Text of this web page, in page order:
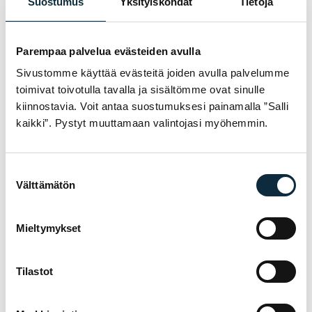
Parempaa palvelua evästeiden avulla
Sivustomme käyttää evästeitä joiden avulla palvelumme
toimivat toivotulla tavalla ja sisältömme ovat sinulle
kiinnostavia. Voit antaa suostumuksesi painamalla ”Salli
kaikki”. Pystyt muuttamaan valintojasi myöhemmin.
valinta
Välttämätön
Mieltymykset
Tilastot
TAKUU & PALVELU
MIKSI VM SPORT?
Olemme valtuutettu jälleenmyyjä ja
huollamme myymämme pyörät omassa
asiantuntevan avun pyörän valintaan,
sen jälkeen.
01